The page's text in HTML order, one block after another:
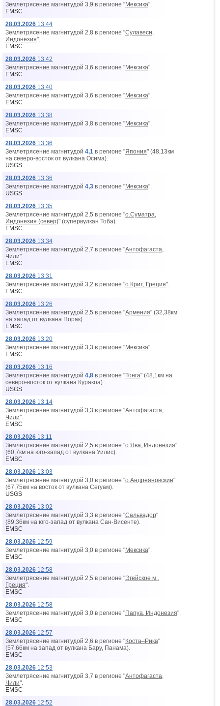
Землетрясение магнитудой 3,9 в регионе "Мексика".
EMSC
28.03.2026 13:44
Землетрясение магнитудой 2,8 в регионе "Сулавеси,
Индонезия".
EMSC
28.03.2026 13:42
Землетрясение магнитудой 3,6 в регионе "Мексика".
EMSC
28.03.2026 13:40
Землетрясение магнитудой 3,6 в регионе "Мексика".
EMSC
28.03.2026 13:38
Землетрясение магнитудой 3,8 в регионе "Мексика".
EMSC
28.03.2026 13:36
Землетрясение магнитудой 4,1 в регионе "Япония" (48,13км
на северо-восток от вyлкана Осима).
USGS
28.03.2026 13:36
Землетрясение магнитудой 4,3 в регионе "Мексика".
USGS
28.03.2026 13:35
Землетрясение магнитудой 2,5 в регионе "о.Суматра,
Индонезия (север)" (супервулкан Тоба).
EMSC
28.03.2026 13:34
Землетрясение магнитудой 2,7 в регионе "Антофагаста,
Чили".
EMSC
28.03.2026 13:31
Землетрясение магнитудой 3,2 в регионе "о.Крит, Греция".
EMSC
28.03.2026 13:26
Землетрясение магнитудой 2,5 в регионе "Армения" (32,38км
на запад от вyлкана Порак).
EMSC
28.03.2026 13:20
Землетрясение магнитудой 3,3 в регионе "Мексика".
EMSC
28.03.2026 13:16
Землетрясение магнитудой 4,8 в регионе "Тонга" (48,1км на
северо-восток от вyлкана Куракоа).
USGS
28.03.2026 13:14
Землетрясение магнитудой 3,3 в регионе "Антофагаста,
Чили".
EMSC
28.03.2026 13:11
Землетрясение магнитудой 2,5 в регионе "о.Ява, Индонезия"
(60,7км на юго-запад от вyлкана Уилис).
EMSC
28.03.2026 13:03
Землетрясение магнитудой 3,0 в регионе "о.Андреяновские"
(67,75км на восток от вyлкана Сегуам).
USGS
28.03.2026 13:02
Землетрясение магнитудой 3,3 в регионе "Сальвадор"
(89,36км на юго-запад от вyлкана Сан-Висенте).
EMSC
28.03.2026 12:59
Землетрясение магнитудой 3,0 в регионе "Мексика".
EMSC
28.03.2026 12:58
Землетрясение магнитудой 2,5 в регионе "Эгейское м.,
Греция".
EMSC
28.03.2026 12:58
Землетрясение магнитудой 3,0 в регионе "Папуа, Индонезия".
EMSC
28.03.2026 12:57
Землетрясение магнитудой 2,6 в регионе "Коста–Рика"
(57,66км на запад от вyлкана Бару, Панама).
EMSC
28.03.2026 12:53
Землетрясение магнитудой 3,7 в регионе "Антофагаста,
Чили".
EMSC
28.03.2026 12:52